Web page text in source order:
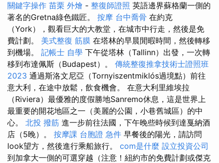
關鍵字操作 苗栗 外燴 - 整復師證照 英語邊界蘇格蘭一側的
著名的Gretna綠色鐵匠。 按摩 台中喬骨 在約克
（York），觀看巨大的大教堂，在城市中行走，然後是免
費計劃。 美式整復 筋膜 在塔林的早晨閒暇時間，然後轉移
到機場。 記帳士 自學 下午從塔林（Tallinn）出發，一次轉
移到布達佩斯（Budapest）。 傳統整復推拿技術士證照班
2023 通過斯洛文尼亞（Tornyiszentmiklós過境點）前往
意大利，在途中放鬆，飲食機會。 在意大利里維埃拉
（Riviera）最優雅的度假勝地Sanremo休息，這是世界上
最重要的開花地區之一（美麗的公園，小巷舊城區）的中
心。 北投 撥筋 進一步前往法國，下午晚些時候到達戛納酒
店（5晚）。 按摩課 台胞證 急件 早餐後的陽光，請訪問
look望方，然後進行乘船旅行。 com是什麼 設立投資公司
到加拿大一側的可選穿越（注意！紐約市的免費計劃或傑克